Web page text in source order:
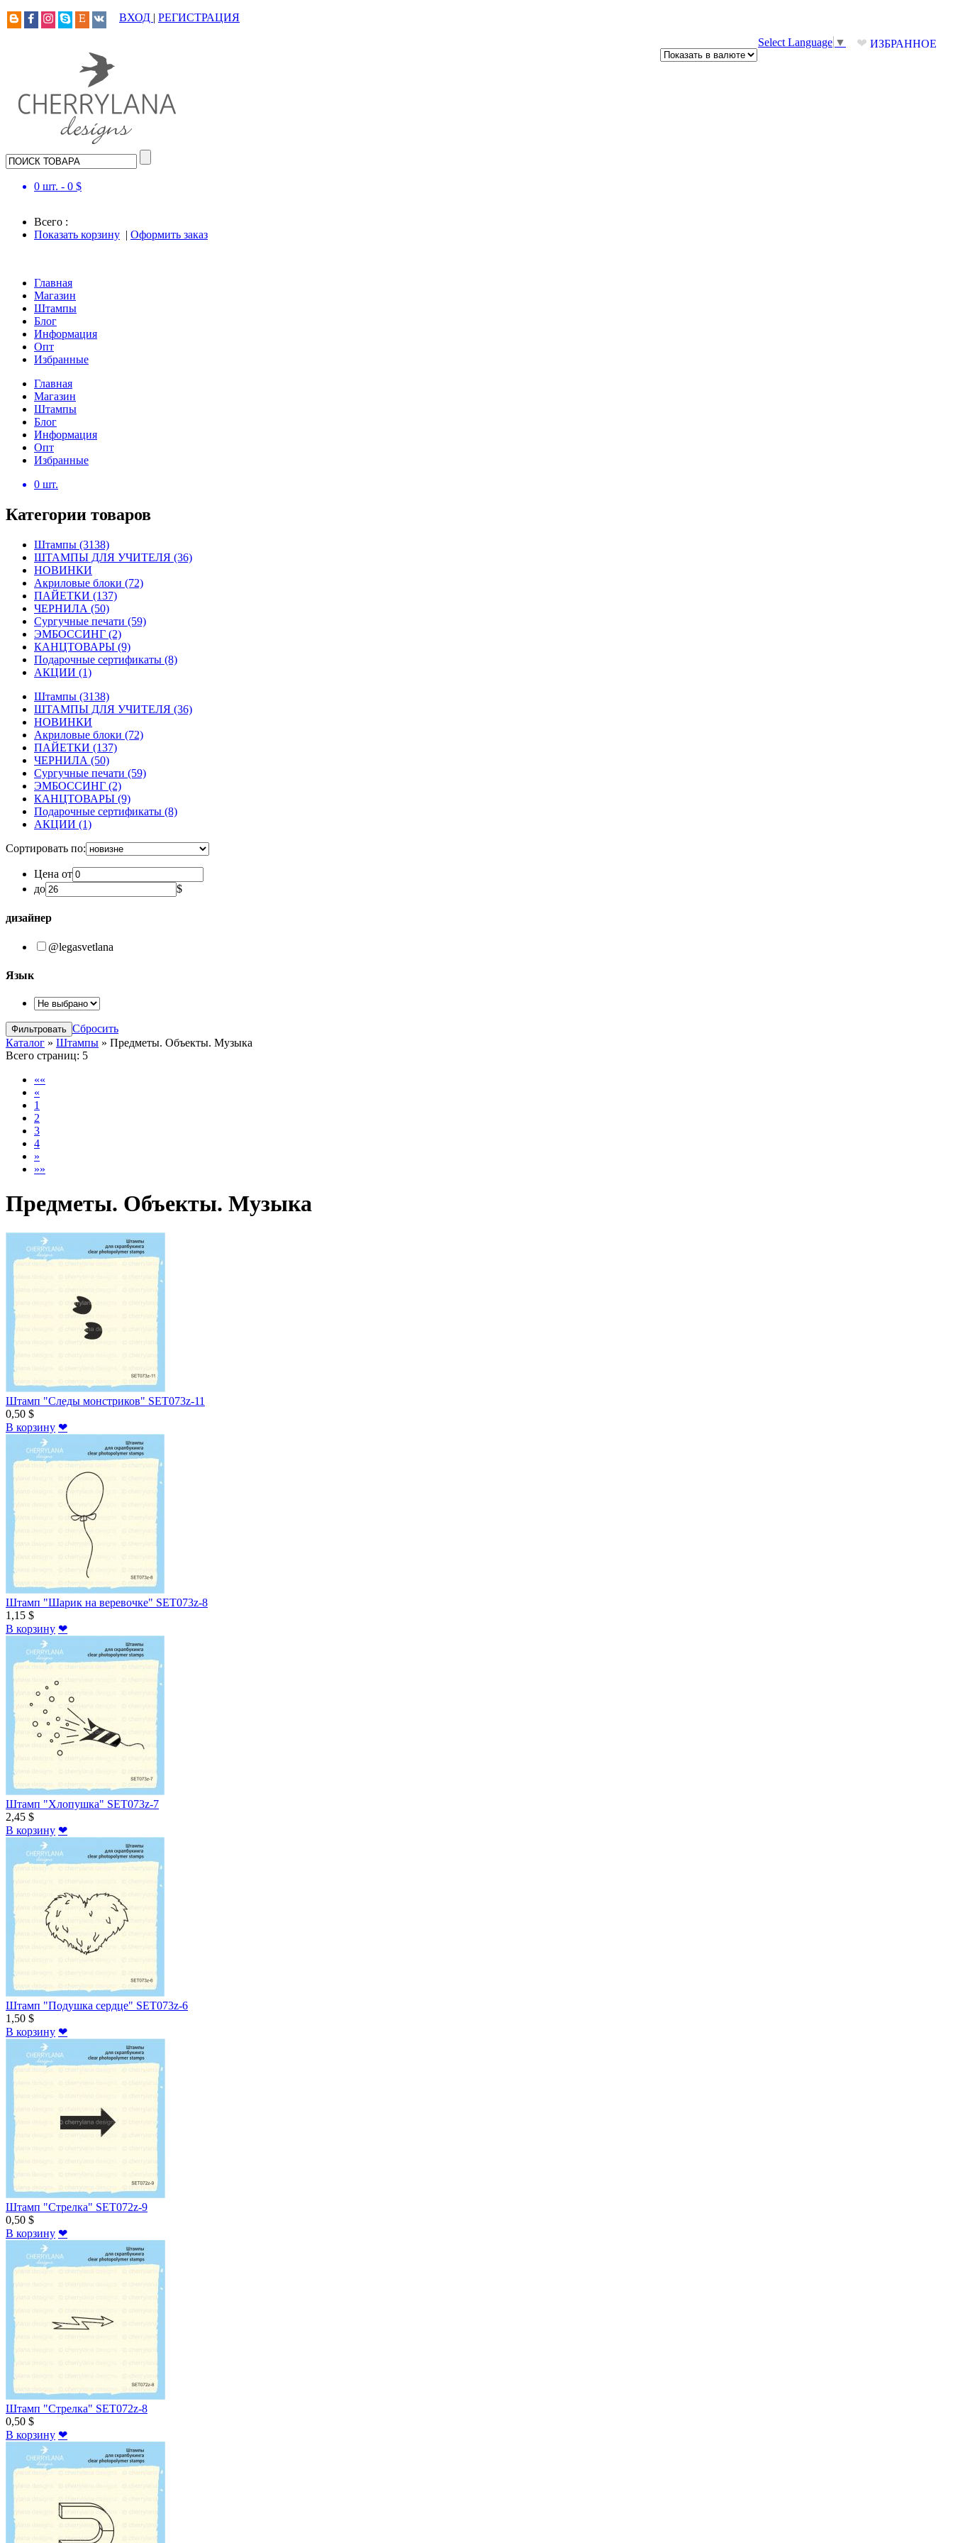
ВХОД | РЕГИСТРАЦИЯ
❤ ИЗБРАННОЕ
Select Language ▼
0 шт. - 0 $
Всего :
Показать корзину | Оформить заказ
Главная
Магазин
Штампы
Блог
Информация
Опт
Избранные
Главная
Магазин
Штампы
Блог
Информация
Опт
Избранные
0 шт.
Категории товаров
Штампы (3138)
ШТАМПЫ ДЛЯ УЧИТЕЛЯ (36)
НОВИНКИ
Акриловые блоки (72)
ПАЙЕТКИ (137)
ЧЕРНИЛА (50)
Сургучные печати (59)
ЭМБОССИНГ (2)
КАНЦТОВАРЫ (9)
Подарочные сертификаты (8)
АКЦИИ (1)
Штампы (3138)
ШТАМПЫ ДЛЯ УЧИТЕЛЯ (36)
НОВИНКИ
Акриловые блоки (72)
ПАЙЕТКИ (137)
ЧЕРНИЛА (50)
Сургучные печати (59)
ЭМБОССИНГ (2)
КАНЦТОВАРЫ (9)
Подарочные сертификаты (8)
АКЦИИ (1)
Сортировать по:
Цена от
до
$
дизайнер
@legasvetlana
Язык
Сбросить
Каталог » Штампы » Предметы. Объекты. Музыка
Всего страниц: 5
««
«
1
2
3
4
»
»»
Предметы. Объекты. Музыка
Штамп "Следы монстриков" SET073z-11
0,50 $
В корзину ❤
Штамп "Шарик на веревочке" SET073z-8
1,15 $
В корзину ❤
Штамп "Хлопушка" SET073z-7
2,45 $
В корзину ❤
Штамп "Подушка сердце" SET073z-6
1,50 $
В корзину ❤
Штамп "Стрелка" SET072z-9
0,50 $
В корзину ❤
Штамп "Стрелка" SET072z-8
0,50 $
В корзину ❤